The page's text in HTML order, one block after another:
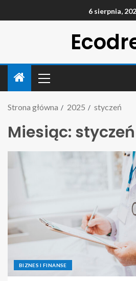
6 sierpnia,
Strona główna 2025 styczeń
Miesiąc:
BIZNES I FINANSE